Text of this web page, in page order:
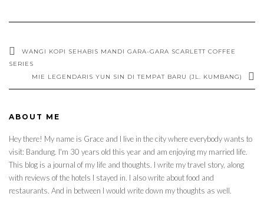
WANGI KOPI SEHABIS MANDI GARA-GARA SCARLETT COFFEE
SERIES
MIE LEGENDARIS YUN SIN DI TEMPAT BARU (JL. KUMBANG)
ABOUT ME
Hey there! My name is Grace and I live in the city where everybody wants to
visit: Bandung. I'm 30 years old this year and am enjoying my married life.
This blog is a journal of my life and thoughts. I write my travel story, along
with reviews of the hotels I stayed in. I also write about food and
restaurants. And in between I would write down my thoughts as well.